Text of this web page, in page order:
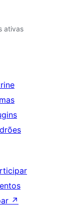
ativas
↗